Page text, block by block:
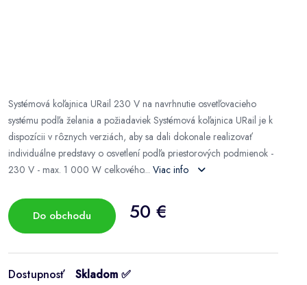
Systémová koľajnica URail 230 V na navrhnutie osvetľovacieho
systému podľa želania a požiadaviek Systémová koľajnica URail je k
dispozícii v rôznych verziách, aby sa dali dokonale realizovať
individuálne predstavy o osvetlení podľa priestorových podmienok -
230 V - max. 1 000 W celkového... Viac info
Do obchodu 50 €
Dostupnosť
Skladom ✅